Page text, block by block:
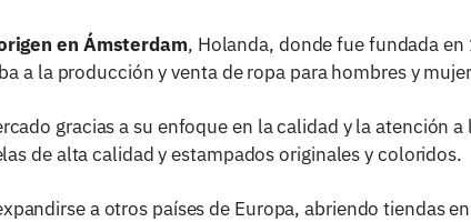
en Ámsterdam, Holanda, donde fue fundada
a la producción y venta de ropa para hombres y
gracias a su enfoque en la calidad y la atención
de alta calidad y estampados originales y coloridos.
a otros países de Europa, abriendo tiendas